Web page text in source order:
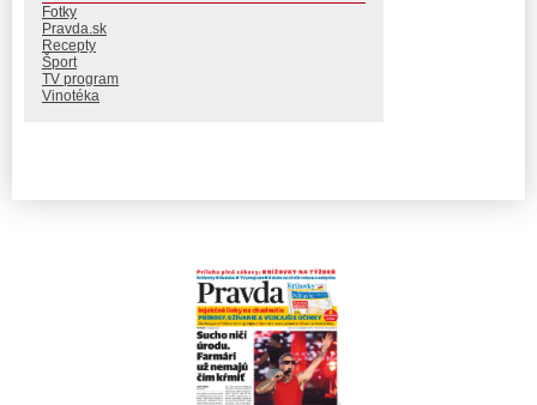
Fotky
Pravda.sk
Recepty
Šport
TV program
Vinotéka